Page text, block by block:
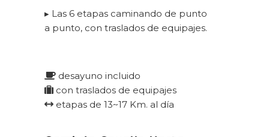
▸ Las 6 etapas caminando de punto
a punto, con traslados de equipajes.
desayuno incluido
con traslados de equipajes
etapas de 13~17 Km. al día